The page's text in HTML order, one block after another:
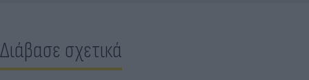
Διάβασε σχετικά